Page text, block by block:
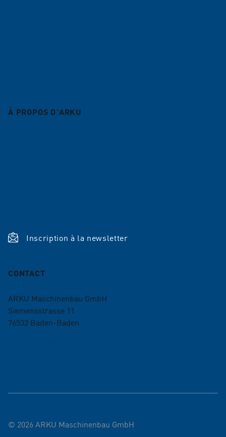
À PROPOS D'ARKU
Inscription à la newsletter
CONTACT
ARKU Maschinenbau GmbH
Siemensstrasse 11
76532 Baden-Baden
© 2026ARKU Maschinenbau GmbH